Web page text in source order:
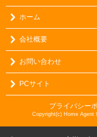
ホーム
会社概要
お問い合わせ
PCサイト
プライバシー
Copyright(c) Home Agent